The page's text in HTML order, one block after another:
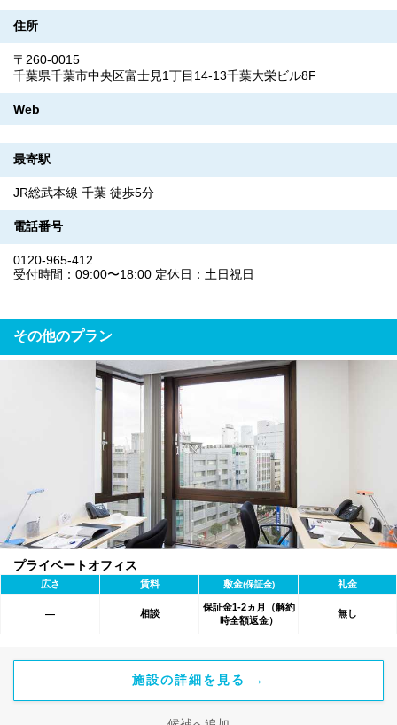
住所
〒260-0015
千葉県千葉市中央区富士見1丁目14-13千葉大栄ビル8F
Web
最寄駅
JR総武本線 千葉 徒歩5分
電話番号
0120-965-412
受付時間：09:00〜18:00 定休日：土日祝日
その他のプラン
プライベートオフィス
広さ 賃料 敷金(保証金) 礼金
― 相談
保証金1-2ヵ月（解約
時全額返金）
無し
施設の詳細を見る →